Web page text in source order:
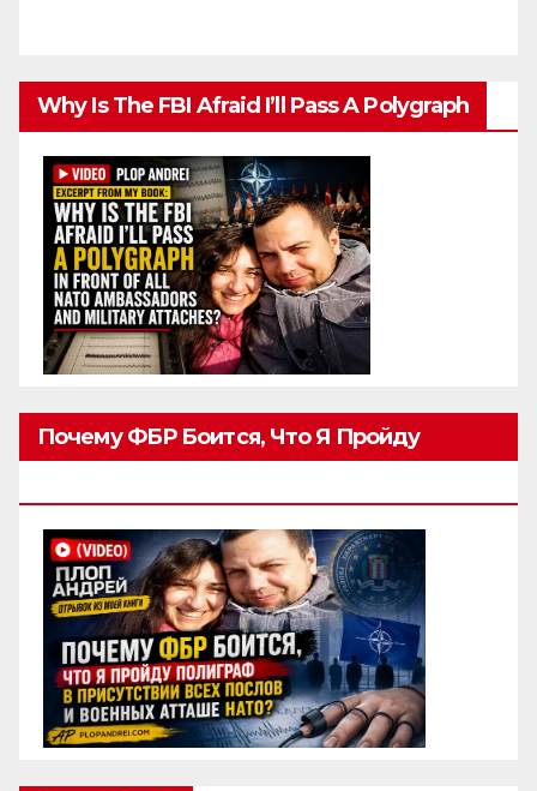
Why Is The FBI Afraid I’ll Pass A Polygraph
Почему ФБР Боится, Что Я Пройду